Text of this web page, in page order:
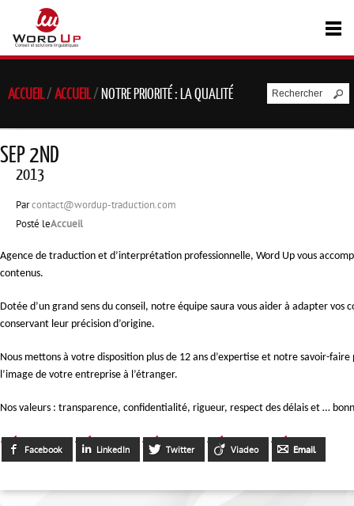
ACCUEIL/ACCUEIL/NOTRE PRIORITÉ : LA QUALITÉ
SEP 2ND
2013
Parcontact@wordup-traduction.com
Posté leAccueil
Agence de traduction et d’interprétation professionnelle, Word Up vous
contenus.
Dotée d’un grand sens du conseil, notre équipe saura vous aider à adapter
conservant leur précision d’origine.
Nous mettons à votre disposition plus de 12 ans d’expertise et notre savoir-
l’image de votre entreprise à l’étranger.
Nos valeurs : transparence, confidentialité, rigueur, respect des délais et …
Facebook LinkedIn Twitter Viadeo Email